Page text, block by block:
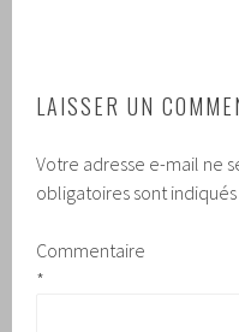
LAISSER UN
Votre adresse e-mail ne
obligatoires sont
Commentaire
*